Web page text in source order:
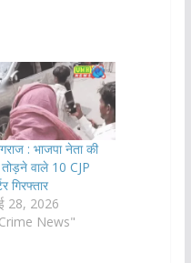
: भाजपा नेता की
तोड़ने वाले 10 CJP
गिरफ्तार
28, 2026
News"